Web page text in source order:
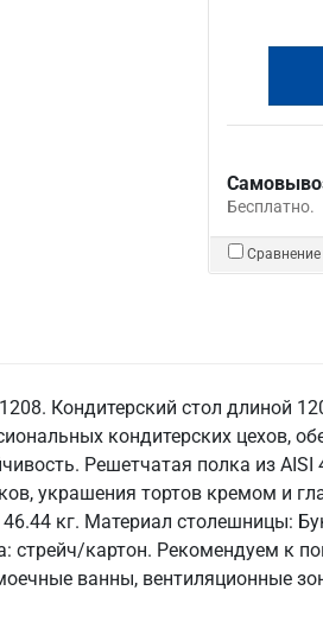
Бесплатно.
Сравнение
Кондитерский стол длиной
кондитерских цехов,
Решетчатая полка из
украшения тортов кремом и
кг. Материал столешницы:
картон. Рекомендуем к
ванны, вентиляционные